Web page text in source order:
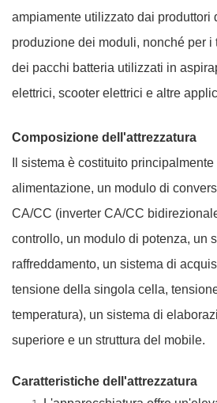
ampiamente utilizzato dai produttori
produzione dei moduli, nonché per i
dei pacchi batteria utilizzati in
elettrici, scooter elettrici e altre
Composizione dell'attrezzatura
Il sistema è costituito
alimentazione, un modulo di
CA/CC (inverter CA/CC
controllo, un modulo di potenza, un
raffreddamento, un sistema di
tensione della singola cella,
temperatura), un sistema di
superiore e un struttura del mobile.
Caratteristiche dell'attrezzatura